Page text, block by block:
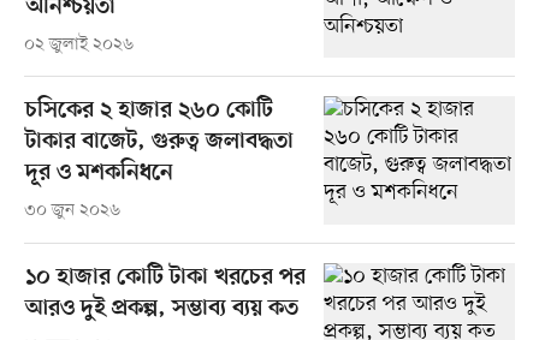
অনিশ্চয়তা
০২ জুলাই ২০২৬
চসিকের ২ হাজার ২৬০ কোটি
টাকার বাজেট, গুরুত্ব জলাবদ্ধতা
দূর ও মশকনিধনে
৩০ জুন ২০২৬
১০ হাজার কোটি টাকা খরচের পর
আরও দুই প্রকল্প, সম্ভাব্য ব্যয় কত